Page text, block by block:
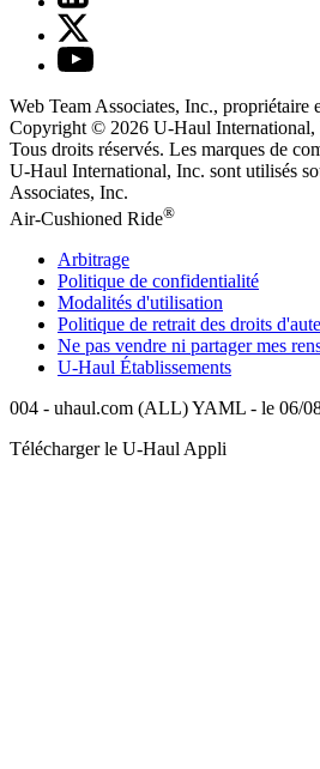
Web Team Associates, Inc., propriétaire
Copyright © 2026 U-Haul International,
Tous droits réservés. Les marques de
U-Haul International, Inc. sont utilisés
Associates, Inc.
Air-Cushioned Ride®
Arbitrage
Politique de confidentialité
Modalités d'utilisation
Politique de retrait des droits
Ne pas vendre ni partager mes
U-Haul Établissements
004 - uhaul.com (ALL) YAML - le 06/
Télécharger le U-Haul Appli